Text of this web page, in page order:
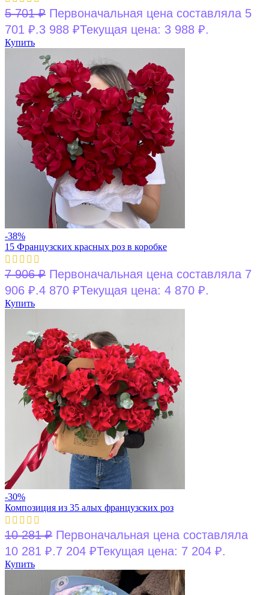
5 701₽ Первоначальная цена составляла 5
701 ₽.3 988 ₽Текущая цена: 3 988 ₽.
Купить
-38%
15 Французских красных роз в коробке
7 906₽ Первоначальная цена составляла 7
906 ₽.4 870 ₽Текущая цена: 4 870 ₽.
Купить
-30%
Композиция из 35 алых французских роз
10 281₽ Первоначальная цена составляла
10 281 ₽.7 204 ₽Текущая цена: 7 204 ₽.
Купить